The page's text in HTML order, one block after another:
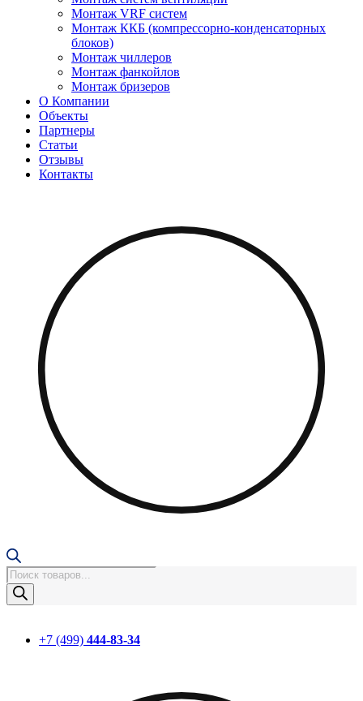
Монтаж VRF систем
Монтаж ККБ (компрессорно-конденсаторных
блоков)
Монтаж чиллеров
Монтаж фанкойлов
Монтаж бризеров
О Компании
Объекты
Партнеры
Статьи
Отзывы
Контакты
Поиск
товаров
+7 (499) 444-83-34